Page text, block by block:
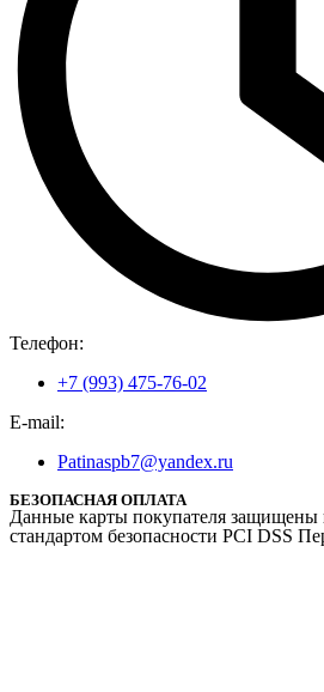
Телефон:
+7 (993) 475-76-02
E-mail:
Patinaspb7@yandex.ru
БЕЗОПАСНАЯ ОПЛАТА
Данные карты покупателя защищены
стандартом безопасности PCI DSS